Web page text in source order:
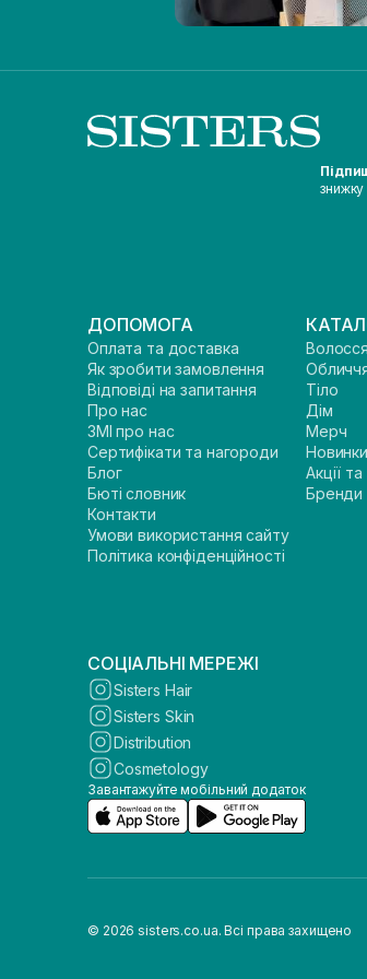
ДОПОМОГА
Оплата та доставка
Як зробити замовлення
Відповіді на запитання
Про нас
ЗМІ про нас
Сертифікати та нагороди
Блог
Бюті словник
Контакти
Умови використання сайту
Політика конфіденційності
Волосся
Тіло
Дім
Мерч
Новинки
Акції
Бренди
СОЦІАЛЬНІ МЕРЕЖІ
Sisters Hair
Sisters Skin
Distribution
Cosmetology
Завантажуйте мобільний додаток
© 2026 sisters.co.ua. Всі права захищено